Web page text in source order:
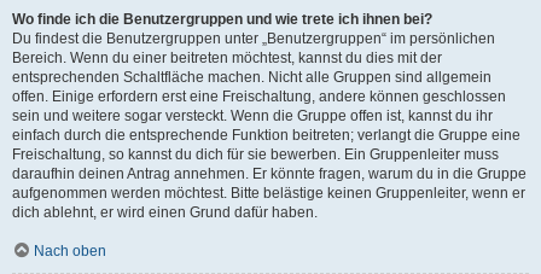
Wo finde ich die Benutzergruppen und wie trete ich ihnen bei?
Du findest die Benutzergruppen unter „Benutzergruppen“ im persönlichen
Bereich. Wenn du einer beitreten möchtest, kannst du dies mit der
entsprechenden Schaltfläche machen. Nicht alle Gruppen sind allgemein
offen. Einige erfordern erst eine Freischaltung, andere können geschlossen
sein und weitere sogar versteckt. Wenn die Gruppe offen ist, kannst du ihr
einfach durch die entsprechende Funktion beitreten; verlangt die Gruppe eine
Freischaltung, so kannst du dich für sie bewerben. Ein Gruppenleiter muss
daraufhin deinen Antrag annehmen. Er könnte fragen, warum du in die Gruppe
aufgenommen werden möchtest. Bitte belästige keinen Gruppenleiter, wenn er
dich ablehnt, er wird einen Grund dafür haben.
Nach oben